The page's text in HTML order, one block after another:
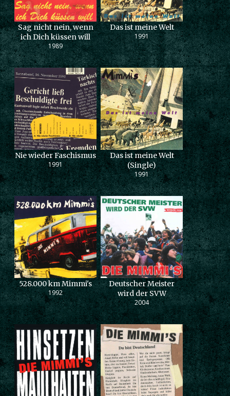
Sag nicht nein, wenn
ich Dich küssen will
1989
Das ist meine Welt
1991
Nie wieder Faschismus
1991
Das ist meine Welt
(Single)
1991
528.000 km Mimmi's
1992
Deutscher Meister
wird der SVW
2004